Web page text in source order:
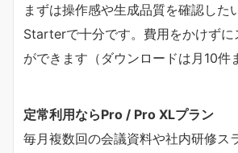
まずは操作感や生成品質を確認した
Starterで十分です。費用をかけずに
ができます（ダウンロードは月10件
定常利用ならPro / Pro XLプラン
毎月複数回の会議資料や社内研修ス